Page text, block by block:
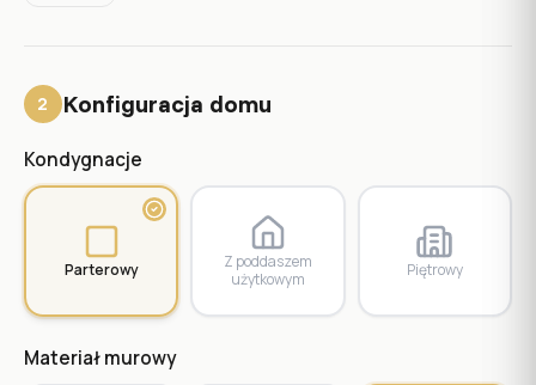
2 Konfiguracja domu
Kondygnacje
Parterowy
Z poddaszem
użytkowym
Piętrowy
Materiał murowy